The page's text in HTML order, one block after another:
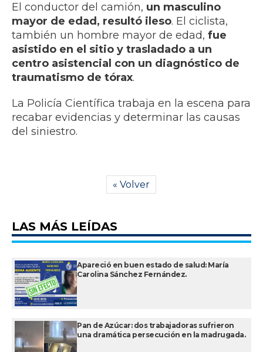
El conductor del camión, un masculino
mayor de edad, resultó ileso. El ciclista,
también un hombre mayor de edad, fue
asistido en el sitio y trasladado a un
centro asistencial con un diagnóstico de
traumatismo de tórax.
La Policía Científica trabaja en la escena para
recabar evidencias y determinar las causas
del siniestro.
« Volver
LAS MÁS LEÍDAS
Apareció en buen estado de salud: María
Carolina Sánchez Fernández.
Pan de Azúcar: dos trabajadoras sufrieron
una dramática persecución en la madrugada.